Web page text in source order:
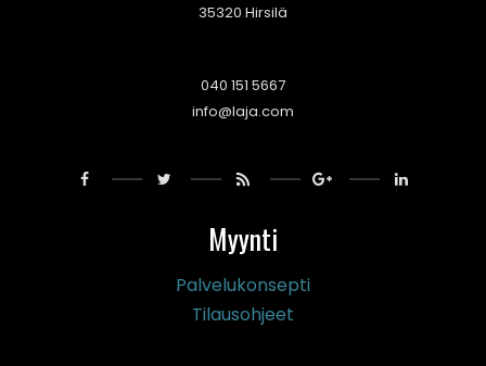
35320 Hirsilä
040 151 5667
info@laja.com
Myynti
Palvelukonsepti
Tilausohjeet